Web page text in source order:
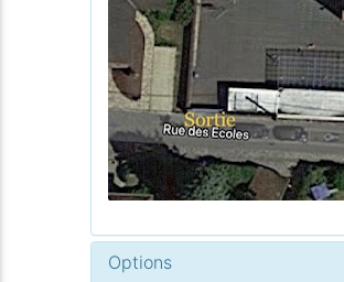
Options